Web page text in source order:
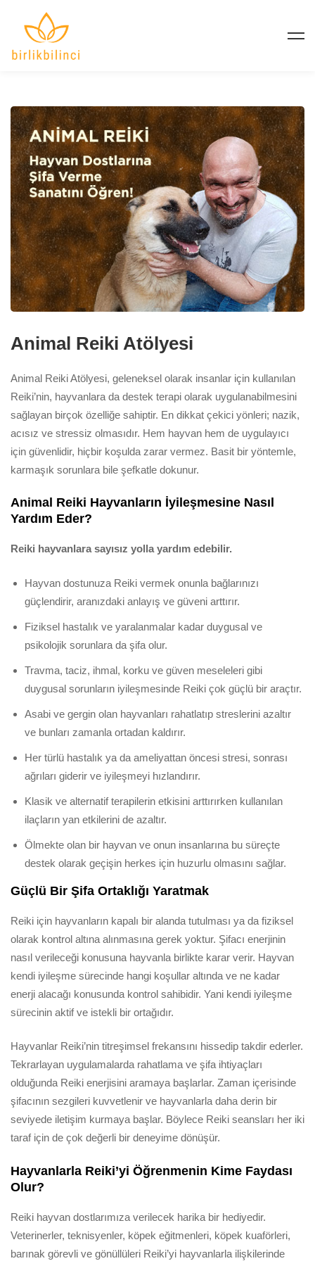
Animal Reiki Atölyesi
Animal Reiki Atölyesi, geleneksel olarak insanlar için kullanılan
Reiki’nin, hayvanlara da destek terapi olarak uygulanabilmesini
sağlayan birçok özelliğe sahiptir. En dikkat çekici yönleri; nazik,
acısız ve stressiz olmasıdır. Hem hayvan hem de uygulayıcı
için güvenlidir, hiçbir koşulda zarar vermez. Basit bir yöntemle,
karmaşık sorunlara bile şefkatle dokunur.
Animal Reiki Hayvanların İyileşmesine Nasıl
Yardım Eder?
Reiki hayvanlara sayısız yolla yardım edebilir.
Hayvan dostunuza Reiki vermek onunla bağlarınızı
güçlendirir, aranızdaki anlayış ve güveni arttırır.
Fiziksel hastalık ve yaralanmalar kadar duygusal ve
psikolojik sorunlara da şifa olur.
Travma, taciz, ihmal, korku ve güven meseleleri gibi
duygusal sorunların iyileşmesinde Reiki çok güçlü bir araçtır.
Asabi ve gergin olan hayvanları rahatlatıp streslerini azaltır
ve bunları zamanla ortadan kaldırır.
Her türlü hastalık ya da ameliyattan öncesi stresi, sonrası
ağrıları giderir ve iyileşmeyi hızlandırır.
Klasik ve alternatif terapilerin etkisini arttırırken kullanılan
ilaçların yan etkilerini de azaltır.
Ölmekte olan bir hayvan ve onun insanlarına bu süreçte
destek olarak geçişin herkes için huzurlu olmasını sağlar.
Güçlü Bir Şifa Ortaklığı Yaratmak
Reiki için hayvanların kapalı bir alanda tutulması ya da fiziksel
olarak kontrol altına alınmasına gerek yoktur. Şifacı enerjinin
nasıl verileceği konusuna hayvanla birlikte karar verir. Hayvan
kendi iyileşme sürecinde hangi koşullar altında ve ne kadar
enerji alacağı konusunda kontrol sahibidir. Yani kendi iyileşme
sürecinin aktif ve istekli bir ortağıdır.
Hayvanlar Reiki’nin titreşimsel frekansını hissedip takdir ederler.
Tekrarlayan uygulamalarda rahatlama ve şifa ihtiyaçları
olduğunda Reiki enerjisini aramaya başlarlar. Zaman içerisinde
şifacının sezgileri kuvvetlenir ve hayvanlarla daha derin bir
seviyede iletişim kurmaya başlar. Böylece Reiki seansları her iki
taraf için de çok değerli bir deneyime dönüşür.
Hayvanlarla Reiki’yi Öğrenmenin Kime Faydası
Olur?
Reiki hayvan dostlarımıza verilecek harika bir hediyedir.
Veterinerler, teknisyenler, köpek eğitmenleri, köpek kuaförleri,
barınak görevli ve gönüllüleri Reiki’yi hayvanlarla ilişkilerinde